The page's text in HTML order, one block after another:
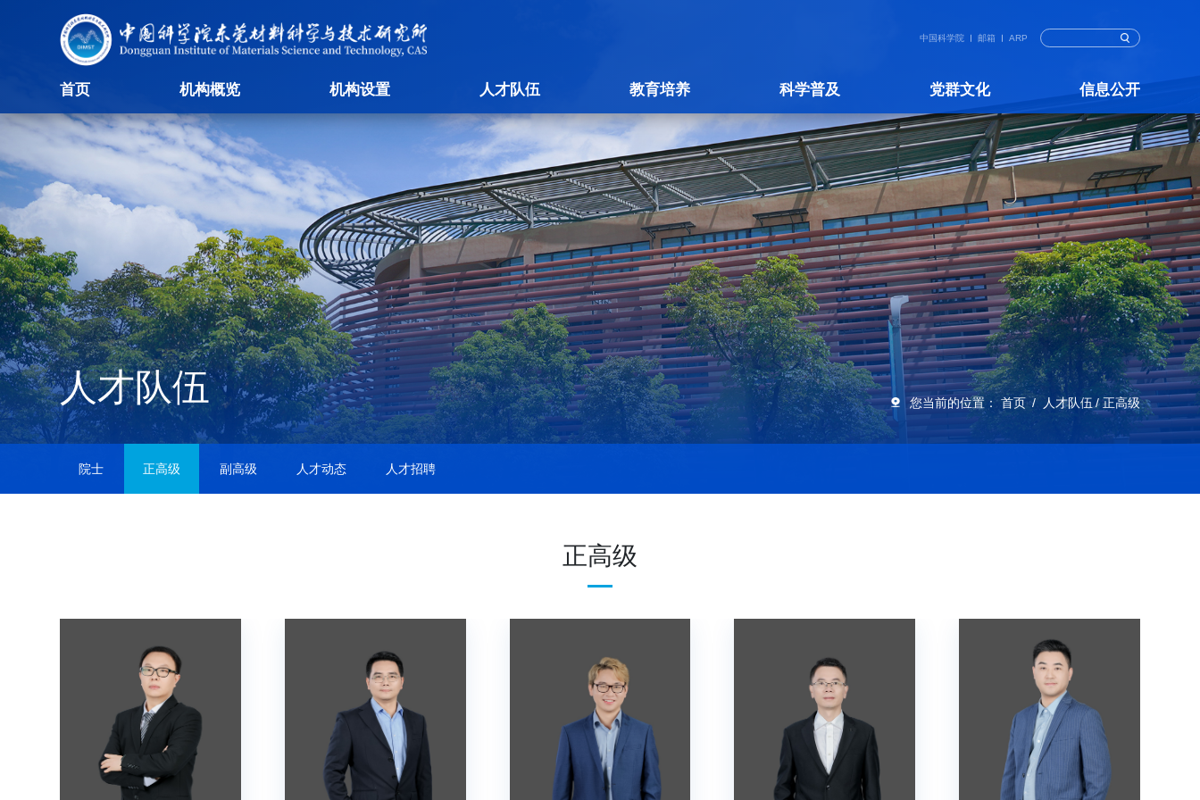
中国科学院 邮箱 ARP
首页 机构概览 机构设置 人才队伍 教育培养 科学普及 党群文化 信息公开
人才队伍 您当前的位置：首页 人才队伍 正高级
院士 正高级 副高级 人才动态 人才招聘
正高级